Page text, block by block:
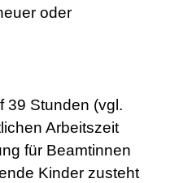
oder
39 Stunden (vgl.
Arbeitszeit
für Beamtinnen
Kinder zusteht